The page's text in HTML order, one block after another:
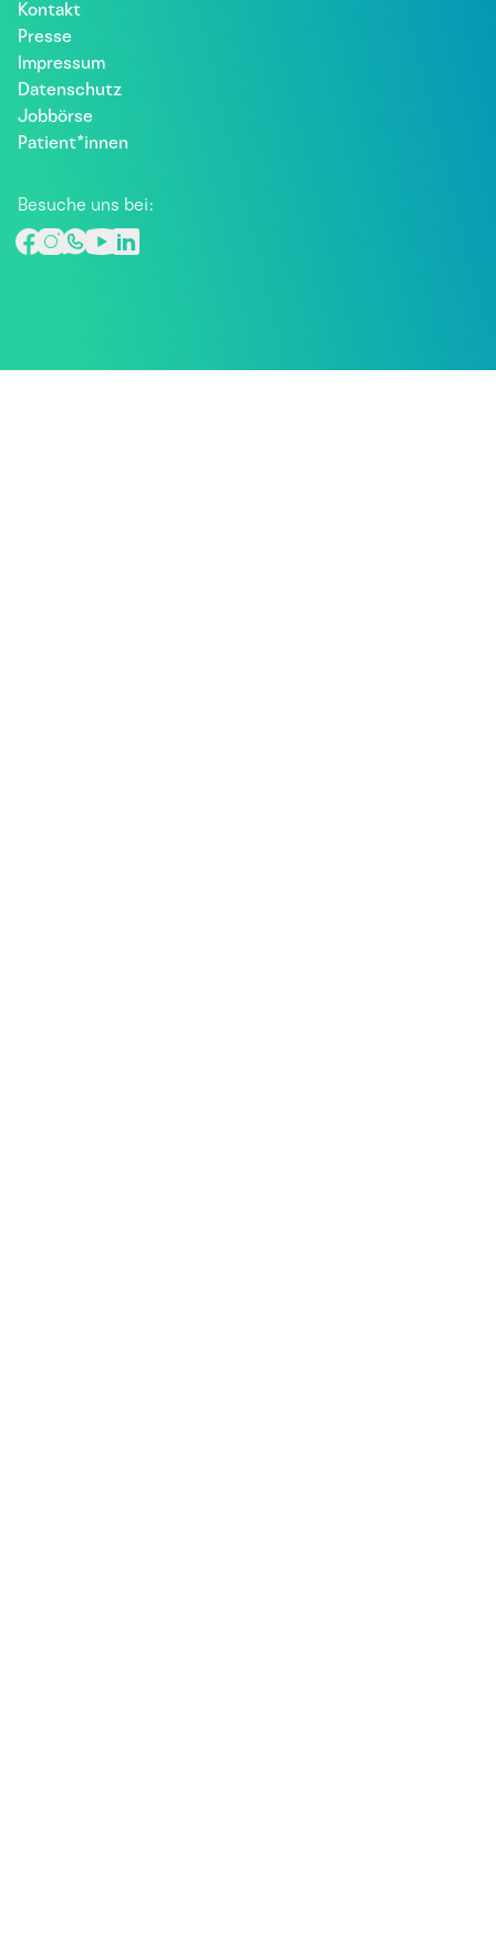
Kontakt
Presse
Impressum
Datenschutz
Jobbörse
Patient*innen
Besuche uns bei: